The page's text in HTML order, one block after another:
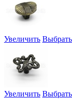
Увеличить Выбрать
Увеличить Выбрать